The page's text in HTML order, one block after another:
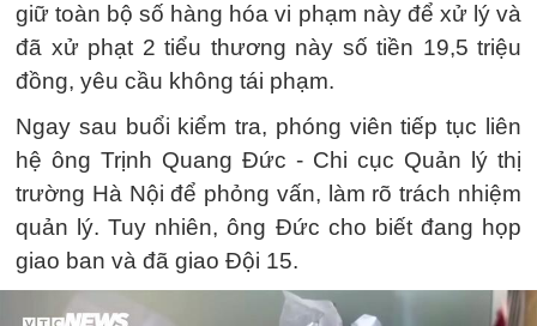
giữ toàn bộ số hàng hóa vi phạm này để xử lý và
đã xử phạt 2 tiểu thương này số tiền 19,5 triệu
đồng, yêu cầu không tái phạm.
Ngay sau buổi kiểm tra, phóng viên tiếp tục liên
hệ ông Trịnh Quang Đức - Chi cục Quản lý thị
trường Hà Nội để phỏng vấn, làm rõ trách nhiệm
quản lý. Tuy nhiên, ông Đức cho biết đang họp
giao ban và đã giao Đội 15.